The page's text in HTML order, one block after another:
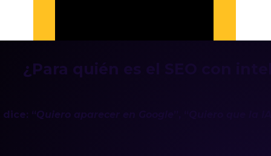
“Quiero aparecer en Google
¿Para quién es el SEO con